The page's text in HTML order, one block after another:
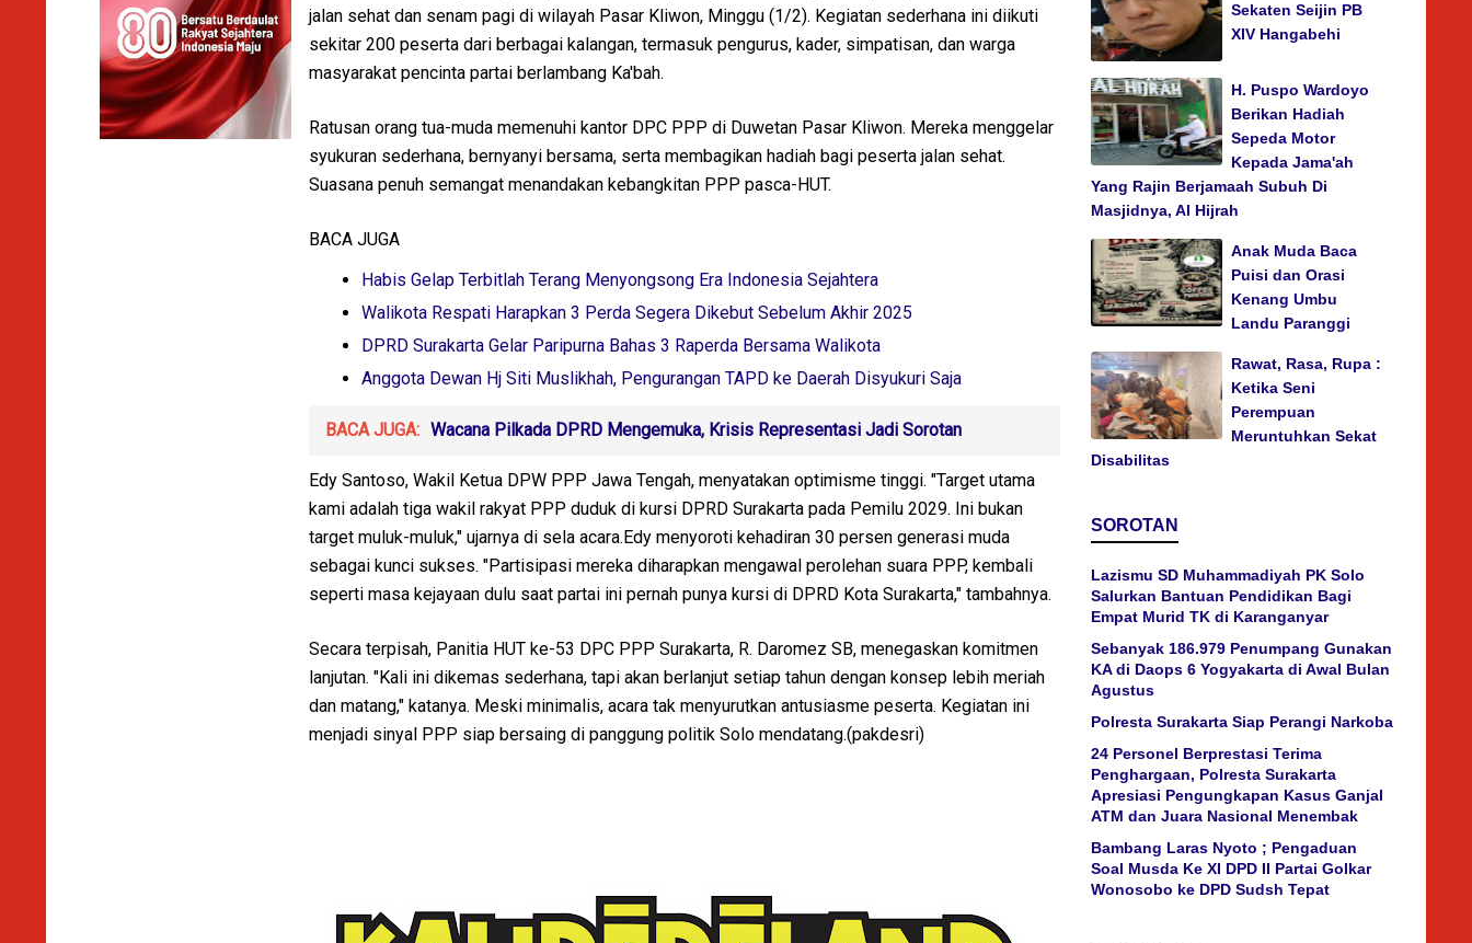
jalan sehat dan senam pagi di wilayah Pasar Kliwon, Minggu (1/2). Kegiatan sederhana ini diikuti
sekitar 200 peserta dari berbagai kalangan, termasuk pengurus, kader, simpatisan, dan warga
masyarakat pencinta partai berlambang Ka'bah.
Ratusan orang tua-muda memenuhi kantor DPC PPP di Duwetan Pasar Kliwon. Mereka menggelar
syukuran sederhana, bernyanyi bersama, serta membagikan hadiah bagi peserta jalan sehat.
Suasana penuh semangat menandakan kebangkitan PPP pasca-HUT.
BACA JUGA
Habis Gelap Terbitlah Terang Menyongsong Era Indonesia Sejahtera
Walikota Respati Harapkan 3 Perda Segera Dikebut Sebelum Akhir 2025
DPRD Surakarta Gelar Paripurna Bahas 3 Raperda Bersama Walikota
Anggota Dewan Hj Siti Muslikhah, Pengurangan TAPD ke Daerah Disyukuri Saja
BACA JUGA: Wacana Pilkada DPRD Mengemuka, Krisis Representasi Jadi Sorotan
Edy Santoso, Wakil Ketua DPW PPP Jawa Tengah, menyatakan optimisme tinggi. "Target utama
kami adalah tiga wakil rakyat PPP duduk di kursi DPRD Surakarta pada Pemilu 2029. Ini bukan
target muluk-muluk," ujarnya di sela acara.Edy menyoroti kehadiran 30 persen generasi muda
sebagai kunci sukses. "Partisipasi mereka diharapkan mengawal perolehan suara PPP, kembali
seperti masa kejayaan dulu saat partai ini pernah punya kursi di DPRD Kota Surakarta," tambahnya.
Secara terpisah, Panitia HUT ke-53 DPC PPP Surakarta, R. Daromez SB, menegaskan komitmen
lanjutan. "Kali ini dikemas sederhana, tapi akan berlanjut setiap tahun dengan konsep lebih meriah
dan matang," katanya. Meski minimalis, acara tak menyurutkan antusiasme peserta. Kegiatan ini
menjadi sinyal PPP siap bersaing di panggung politik Solo mendatang.(pakdesri)
Sekaten Seijin PB
XIV Hangabehi
H. Puspo Wardoyo
Berikan Hadiah
Sepeda Motor
Kepada Jama'ah
Yang Rajin Berjamaah Subuh Di
Masjidnya, Al Hijrah
Anak Muda Baca
Puisi dan Orasi
Kenang Umbu
Landu Paranggi
Rawat, Rasa, Rupa :
Ketika Seni
Perempuan
Meruntuhkan Sekat
Disabilitas
SOROTAN
Lazismu SD Muhammadiyah PK Solo
Salurkan Bantuan Pendidikan Bagi
Empat Murid TK di Karanganyar
Sebanyak 186.979 Penumpang Gunakan
KA di Daops 6 Yogyakarta di Awal Bulan
Agustus
Polresta Surakarta Siap Perangi Narkoba
24 Personel Berprestasi Terima
Penghargaan, Polresta Surakarta
Apresiasi Pengungkapan Kasus Ganjal
ATM dan Juara Nasional Menembak
Bambang Laras Nyoto ; Pengaduan
Soal Musda Ke XI DPD II Partai Golkar
Wonosobo ke DPD Sudsh Tepat